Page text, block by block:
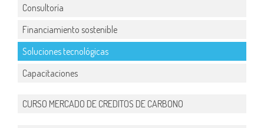
Consultoría
Financiamiento sostenible
Soluciones tecnológicas
Capacitaciones
CURSO MERCADO DE CREDITOS DE CARBONO